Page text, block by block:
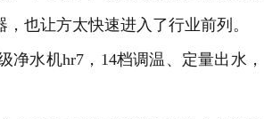
也让方太快速进入了行业前列。
水机hr7，14档调温、定量出水，